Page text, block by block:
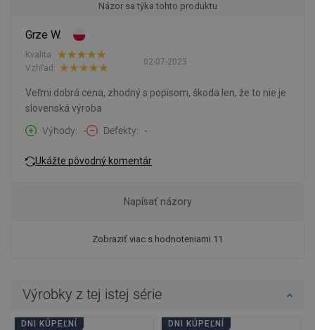
Názor sa týka tohto produktu
Grze W.
02-07-2023
Kvalita:
Vzhľad:
Veľmi dobrá cena, zhodný s popisom, škoda len, že to nie je
slovenská výroba
Výhody
- Defekty -
Ukážte pôvodný komentár
Zobraziť viac s hodnoteniami 11
Napísať názory
Výrobky z tej istej série
DNI KÚPEĽNÍ DNI KÚPEĽNÍ